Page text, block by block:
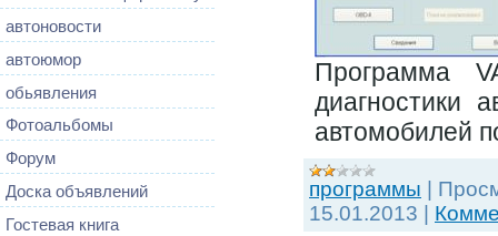
автоновости
автоюмор
обьявления
Фотоальбомы
Форум
Доска объявлений
Гостевая книга
Программа
диагностики
автомобилей
программы
15.01.2013